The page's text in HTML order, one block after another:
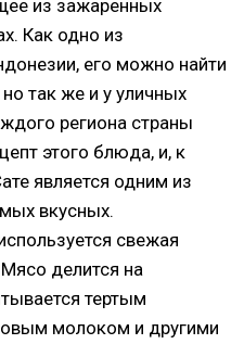
из зажаренных
Как одно из
его можно найти
так же и у уличных
региона страны
этого блюда, и, к
является одним из
вкусных.
свежая
делится на
тертым
молоком и другими